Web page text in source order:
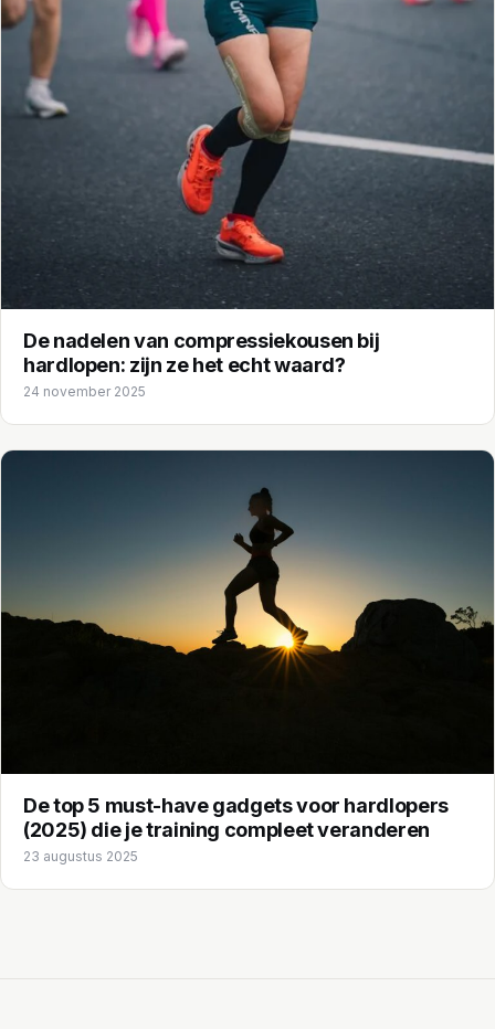
De nadelen van compressiekousen bij
hardlopen: zijn ze het echt waard?
24 november 2025
De top 5 must-have gadgets voor hardlopers
(2025) die je training compleet veranderen
23 augustus 2025